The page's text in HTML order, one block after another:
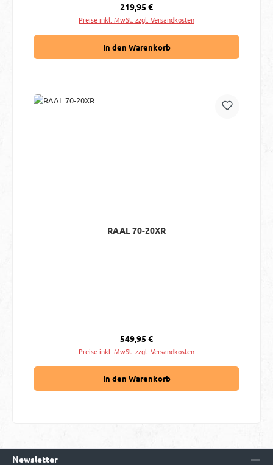
Regulärer Preis:
219,95 €
Preise inkl. MwSt. zzgl. Versandkosten
In den Warenkorb
RAAL 70-20XR
Regulärer Preis:
549,95 €
Preise inkl. MwSt. zzgl. Versandkosten
In den Warenkorb
Newsletter